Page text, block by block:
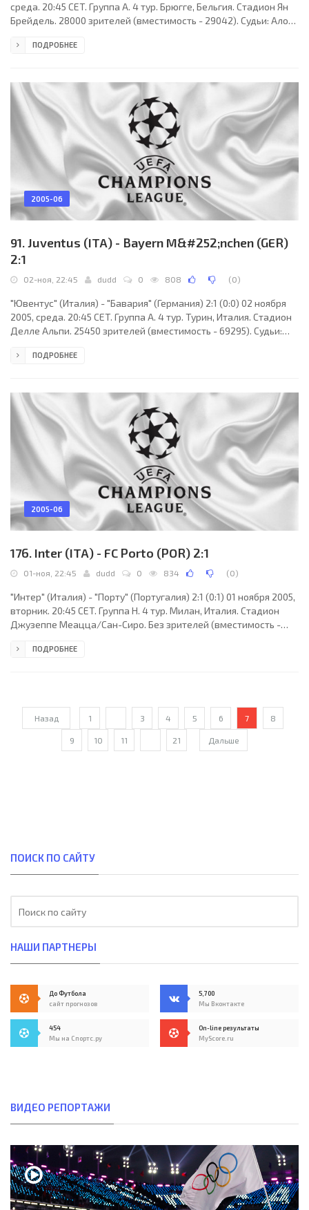
среда. 20:45 CET. Группа A. 4 тур. Брюгге, Бельгия. Стадион Ян
Брейдель. 28000 зрителей (вместимость - 29042). Судьи: Алон
(Израиль). Резервный: Лиран Лиани (Израиль). "Брюгге":
Блондель, Марек Шпилар, Иван Леко (Кевин Руландтс, 86),
Хавьер Портильо (Виктор Симоес,
ПОДРОБНЕЕ
2005-06
91. Juventus (ITA) - Bayern M&#252;nchen (GER)
2:1
02-ноя, 22:45 dudd 0 808 (0)
"Ювентус" (Италия) - "Бавария" (Германия) 2:1 (0:0) 02 ноября
2005, среда. 20:45 CET. Группа A. 4 тур. Турин, Италия. Стадион
Делле Альпи. 25450 зрителей (вместимость - 69295). Судьи:
Слишко (Словакия). Резервный: Павел Ольшак (Словакия).
76), Эмерсон, Златан Ибрагимович, Алессандро Дель Пьеро (к)
(Павел Недвед, 46), Давид
ПОДРОБНЕЕ
2005-06
176. Inter (ITA) - FC Porto (POR) 2:1
01-ноя, 22:45 dudd 0 834 (0)
"Интер" (Италия) - "Порту" (Португалия) 2:1 (0:1) 01 ноября 2005,
вторник. 20:45 CET. Группа H. 4 тур. Милан, Италия. Стадион
Джузеппе Меацца/Сан-Сиро. Без зрителей (вместимость -
Давид Мартинес Саманьего (Испания), Хуан Юсте (Испания).
Марко Матерацци (к), Вальтер
ПОДРОБНЕЕ
Назад 1 3 4 5 6 7 8
9 10 11 21 Дальше
ПОИСК ПО САЙТУ
НАШИ ПАРТНЕРЫ
До Футбола
сайт прогнозов
5,700
Мы Вконтакте
454
Мы на Спортс.ру
On-line результаты
MyScore.ru
ВИДЕО РЕПОРТАЖИ